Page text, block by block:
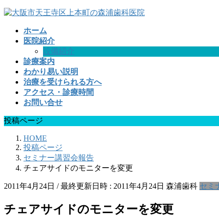
コ
ナ
ホーム
医院紹介
設備紹介
診療案内
わかり易い説明
治療を受けられる方へ
アクセス・診療時間
お問い合せ
投稿ページ
HOME
投稿ページ
セミナー講習会報告
チェアサイドのモニターを変更
2011年4月24日 / 最終更新日時 : 2011年4月24日 森浦歯科 セミ
チェアサイドのモニターを変更